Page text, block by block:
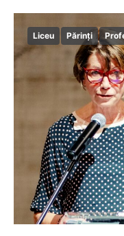
Liceu Părinți